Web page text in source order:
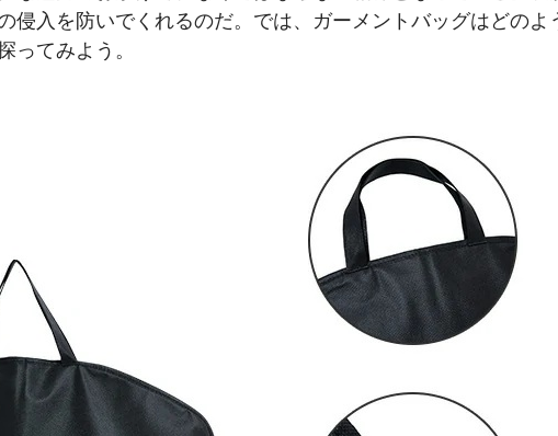
侵入を防いでくれるのだ。では、ガーメントバッグはどのよ
ってみよう。